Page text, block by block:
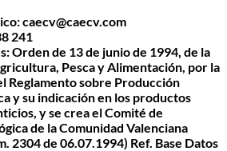
caecv@caecv.com
241
Orden de 13 de junio de 1994, de la
Pesca y Alimentación, por la
Reglamento sobre Producción
y su indicación en los productos
y se crea el Comité de
de la Comunidad Valenciana
2304 de 06.07.1994) Ref. Base Datos